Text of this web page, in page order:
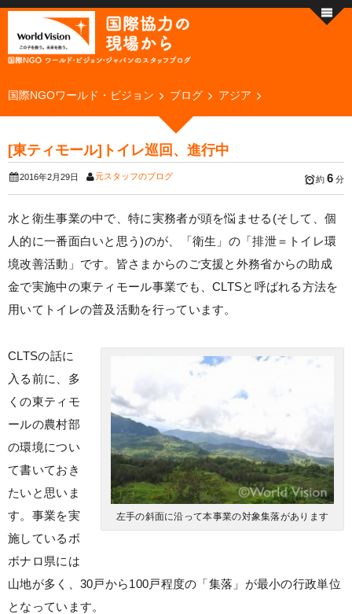
国際NGOワールド・ビジョン ブログ アジア
[東ティモール]トイレ巡回、進行中
2016年2月29日 元スタッフのブログ 約 6 分
水と衛生事業の中で、特に実務者が頭を悩ませる(そして、個
人的に一番面白いと思う)のが、「衛生」の「排泄＝トイレ環
境改善活動」です。皆さまからのご支援と外務省からの助成
金で実施中の東ティモール事業でも、CLTSと呼ばれる方法を
用いてトイレの普及活動を行っています。
左手の斜面に沿って本事業の対象集落があります
CLTSの話に
入る前に、多
くの東ティモ
ールの農村部
の環境につい
て書いておき
たいと思いま
す。事業を実
施しているボ
ボナロ県には
山地が多く、30戸から100戸程度の「集落」が最小の行政単位
となっています。